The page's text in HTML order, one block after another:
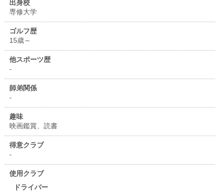
出身校
専修大学
ゴルフ歴
15歳～
他スポーツ歴
-
師弟関係
-
趣味
映画鑑賞、読書
得意クラブ
-
使用クラブ
ドライバー